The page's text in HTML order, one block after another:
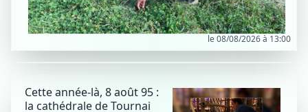
le 08/08/2026 à 13:00
Cette année-là, 8 août 95 :
la cathédrale de Tournai